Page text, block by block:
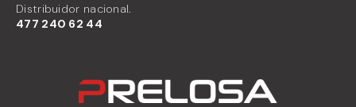
Distribuidor nacional.
477 240 62 44